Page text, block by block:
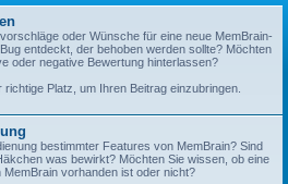
r
oder Wünsche für eine neue MemBrain-
entdeckt, der behoben werden sollte? Möchten
oder negative Bewertung hinterlassen?
Platz, um Ihren Beitrag einzubringen.
bestimmter Features von MemBrain? Sind
was bewirkt? Möchten Sie wissen, ob eine
MemBrain vorhanden ist oder nicht?